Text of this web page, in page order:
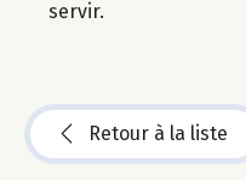
servir.
Retour à la liste